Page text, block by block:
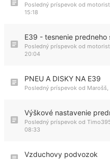
Posledný príspevok od
15:18
E39 - tesnenie predneho
Posledný príspevok od
20:04
PNEU A DISKY NA E39
Posledný príspevok od Marošš
Výškové nastavenie
Posledný príspevok od
08:33
Vzduchovy podvozok